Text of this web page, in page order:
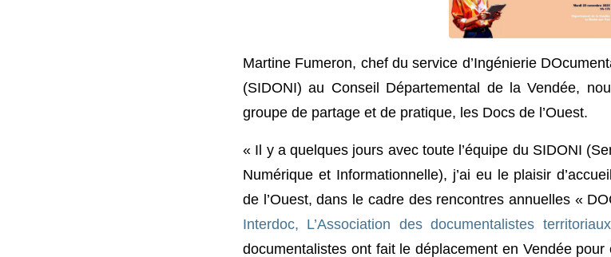
Martine Fumeron, chef du service d’Ingénierie
(SIDONI) au Conseil Départemental de la Vendée,
groupe de partage et de pratique, les Docs de l’Ouest.
« Il y a quelques jours avec toute l’équipe du SIDONI
Numérique et Informationnelle), j’ai eu le plaisir
de l’Ouest, dans le cadre des rencontres annuelles «
Interdoc, L’Association des documentalistes territoriaux
documentalistes ont fait le déplacement en Vendée